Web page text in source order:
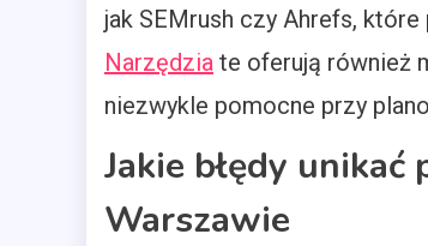
jak SEMrush czy Ahrefs,
Narzędzia te oferują również
niezwykle pomocne przy
Jakie błędy
Warszawie